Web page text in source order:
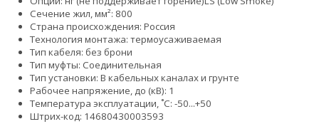
Сечение жил, мм²: 800
Страна происхождения: Россия
Технология монтажа: термоусаживаемая
Тип кабеля: без брони
Тип муфты: Соединительная
Тип установки: В кабельных каналах и грунте
Рабочее напряжение, до (кВ): 1
Температура эксплуатации, ˚С: -50...+50
Штрих-код: 14680430003593